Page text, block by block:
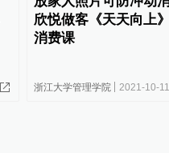
欣悦做客《天天向上
消费课
浙江大学管理学院 2021-10-11